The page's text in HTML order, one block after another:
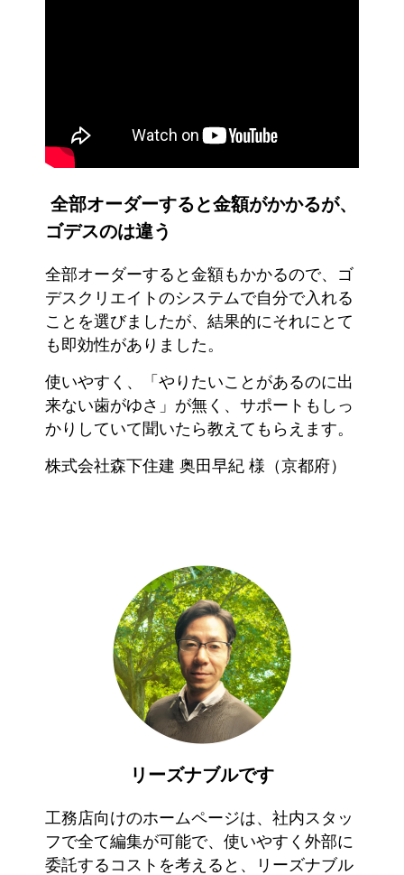
全部オーダーすると金額がかかるが、
ゴデスのは違う
全部オーダーすると金額もかかるので、ゴ
デスクリエイトのシステムで自分で入れる
ことを選びましたが、結果的にそれにとて
も即効性がありました。
使いやすく、「やりたいことがあるのに出
来ない歯がゆさ」が無く、サポートもしっ
かりしていて聞いたら教えてもらえます。
株式会社森下住建 奥田早紀 様（京都府）
リーズナブルです
工務店向けのホームページは、社内スタッ
フで全て編集が可能で、使いやすく外部に
委託するコストを考えると、リーズナブル